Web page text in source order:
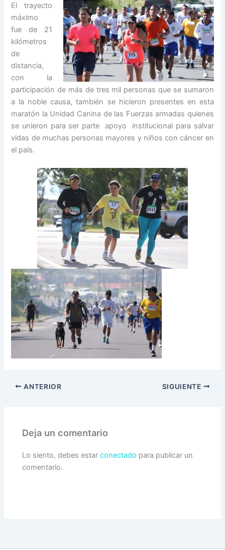
El trayecto
máximo
fue de 21
kilómetros
de
distancia,
con la
participación de más de tres mil personas que se sumaron
a la noble causa, también se hicieron presentes en esta
maratón la Unidad Canina de las Fuerzas armadas quienes
se unieron para ser parte apoyo institucional para salvar
vidas de muchas personas mayores y niños con cáncer en
el país.
ANTERIOR SIGUIENTE
Deja un comentario
Lo siento, debes estarconectado para publicar un
comentario.